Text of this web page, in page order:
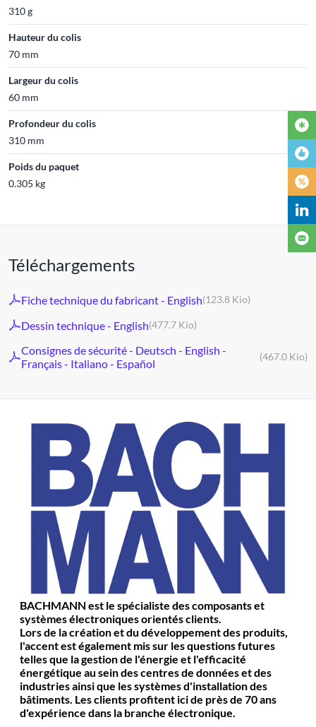
310 g
Hauteur du colis
70 mm
Largeur du colis
60 mm
Profondeur du colis
310 mm
Poids du paquet
0.305 kg
Téléchargements
Fiche technique du fabricant - English(123.8 Kio)
Dessin technique - English(477.7 Kio)
Consignes de sécurité - Deutsch - English -
Français - Italiano - Español
(467.0 Kio)
BACHMANN est le spécialiste des composants et
systèmes électroniques orientés clients.
Lors de la création et du développement des produits,
l'accent est également mis sur les questions futures
telles que la gestion de l'énergie et l'efficacité
énergétique au sein des centres de données et des
industries ainsi que les systèmes d'installation des
bâtiments. Les clients profitent ici de près de 70 ans
d'expérience dans la branche électronique.